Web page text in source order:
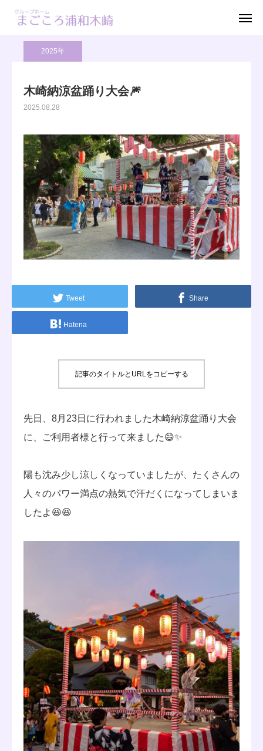
ブログ 2025年
2025年
木崎納涼盆踊り大会🎆
2025.08.28
Tweet Share
Hatena
記事のタイトルとURLをコピーする
先日、8月23日に行われました木崎納涼盆踊り大会
に、ご利用者様と行って来ました😄✨
陽も沈み少し涼しくなっていましたが、たくさんの
人々のパワー満点の熱気で汗だくになってしまいま
したよ😆😆
お電話
ホーム
ご利用案内
料金案内
アクセス
ブログ
採用情報
シンケアスタイル
お問い合わせ